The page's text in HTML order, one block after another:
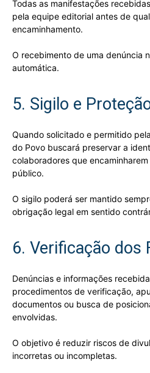
Todas as manifestações
pela equipe editorial antes de
encaminhamento.
O recebimento de uma denúncia
automática.
5. Sigilo e
Quando solicitado e permitido
do Povo buscará preservar a
colaboradores que
público.
O sigilo poderá ser mantido
obrigação legal em sentido
6. Verificação dos
Denúncias e informações
procedimentos de verificação,
documentos ou busca de
envolvidas.
O objetivo é reduzir riscos de
incorretas ou incompletas.